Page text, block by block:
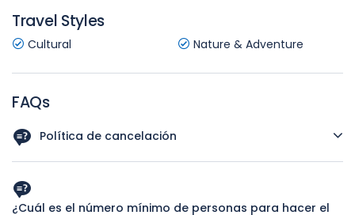
Travel Styles
Cultural Nature & Adventure
FAQs
Política de cancelación
programada, recibirás un reembolso del 50% del precio
total. Sin embargo, si cancelas dentro de las 12 horas
¿Cuál es el número mínimo de personas para hacer el